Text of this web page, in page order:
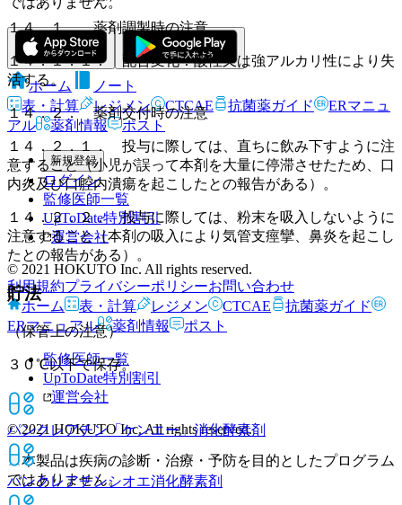
１４．１． 薬剤調製時の注意
１４．１．１． 配合変化：酸性又は強アルカリ性により失
活する。
１４．２． 薬剤交付時の注意
１４．２．１． 投与に際しては、直ちに飲み下すように注
意すること（小児が誤って本剤を大量に停滞させたため、口
内炎及び口腔内潰瘍を起こしたとの報告がある）。
１４．２．２． 投与に際しては、粉末を吸入しないように
注意すること（本剤の吸入により気管支痙攣、鼻炎を起こし
たとの報告がある）。
貯法
（保管上の注意）
３０℃以下で保存。
パンクレアチン「ケンエー」消化酵素剤
パンクレアチンシオエ消化酵素剤
ホーム
ノート
表・計算
レジメン CTCAE 抗菌薬ガイド
ERマニュ
アル
薬剤情報 ポスト
新規登録
ログイン
監修医師一覧
UpToDate特別割引
運営会社
© 2021 HOKUTO Inc. All rights reserved.
利用規約プライバシーポリシーお問い合わせ
ホーム
表・計算 レジメン CTCAE
抗菌薬ガイド
ERマニュアル
薬剤情報 ポスト
監修医師一覧
UpToDate特別割引
運営会社
© 2021 HOKUTO Inc. All rights reserved.
※本製品は疾病の診断・治療・予防を目的としたプログラム
ではありません。